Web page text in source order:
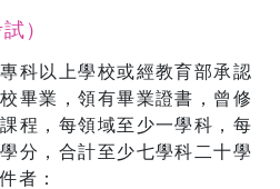
）
科以上學校或經教育部承認
畢業，領有畢業證書，曾修
程，每領域至少一學科，每
分，合計至少七學科二十學
者：